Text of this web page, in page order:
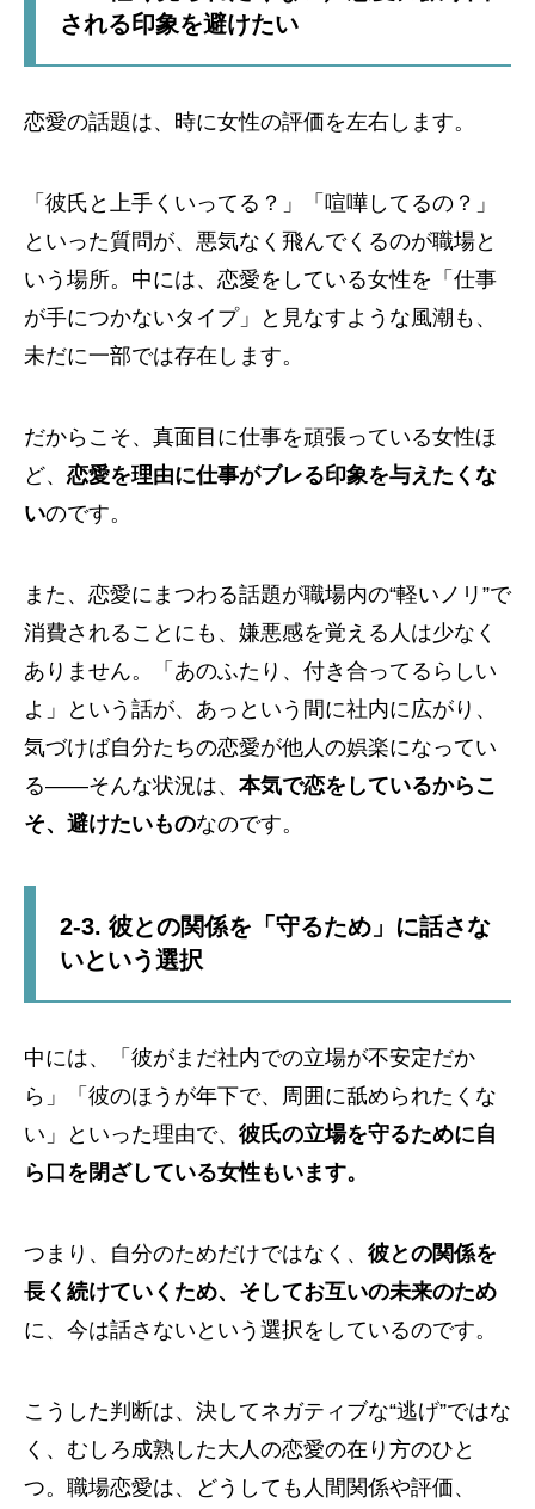
される印象を避けたい
恋愛の話題は、時に女性の評価を左右します。
「彼氏と上手くいってる？」「喧嘩してるの？」
といった質問が、悪気なく飛んでくるのが職場と
いう場所。中には、恋愛をしている女性を「仕事
が手につかないタイプ」と見なすような風潮も、
未だに一部では存在します。
だからこそ、真面目に仕事を頑張っている女性ほ
ど、 恋愛を理由に仕事がブレる印象を与えたくな
いのです。
また、恋愛にまつわる話題が職場内の“軽いノリ”で
消費されることにも、嫌悪感を覚える人は少なく
ありません。「あのふたり、付き合ってるらしい
よ」という話が、あっという間に社内に広がり、
気づけば自分たちの恋愛が他人の娯楽になってい
る――そんな状況は、 本気で恋をしているからこ
そ、避けたいものなのです。
2-3. 彼との関係を「守るため」に話さな
いという選択
中には、「彼がまだ社内での立場が不安定だか
ら」「彼のほうが年下で、周囲に舐められたくな
い」といった理由で、 彼氏の立場を守るために自
ら口を閉ざしている女性もいます。
つまり、自分のためだけではなく、 彼との関係を
長く続けていくため、そしてお互いの未来のため
に、今は話さないという選択をしているのです。
こうした判断は、決してネガティブな“逃げ”ではな
く、むしろ成熟した大人の恋愛の在り方のひと
つ。職場恋愛は、どうしても人間関係や評価、